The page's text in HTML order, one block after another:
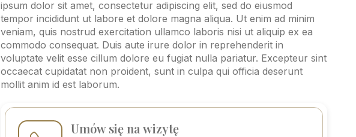
ipsum dolor sit amet, consectetur adipiscing elit, sed do eiusmod
tempor incididunt ut labore et dolore magna aliqua. Ut enim ad minim
veniam, quis nostrud exercitation ullamco laboris nisi ut aliquip ex ea
commodo consequat. Duis aute irure dolor in reprehenderit in
voluptate velit esse cillum dolore eu fugiat nulla pariatur. Excepteur sint
occaecat cupidatat non proident, sunt in culpa qui officia deserunt
mollit anim id est laborum.
Umów się na wizytę